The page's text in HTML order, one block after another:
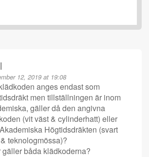
12, 2019 at 19:08
anges endast som
men tillställningen är inom
gäller då den angivna
(vit väst & cylinderhatt) eller
Högtidsdräkten (svart
teknologmössa)?
gäller båda klädkoderna?